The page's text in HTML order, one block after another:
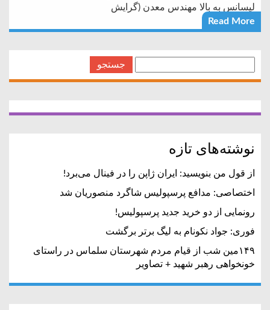
لیسانس به بالا مهندس معدن (گرایش
Read More
نوشته‌های تازه
از قول من بنویسید: ایران ژاپن را در فینال می‌برد!
اختصاصی: مدافع پرسپولیس شاگرد منصوریان شد
رونمایی از دو خرید جدید پرسپولیس!
فوری: جواد نکونام به لیگ برتر برگشت
۱۴۹مین شب از قیام مردم شهرستان سلماس در راستای
خونخواهی رهبر شهید + تصاویر